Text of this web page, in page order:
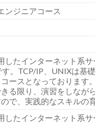
ンジニアコース
したインターネット系
。TCP/IP、UNIXは基
ースとなっております。
る限り、演習をしなが
で、実践的なスキルの
したインターネット系